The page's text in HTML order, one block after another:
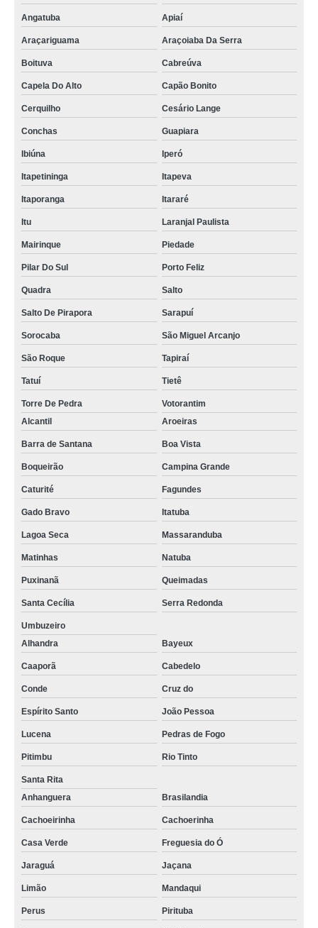
Angatuba Apiaí
Araçariguama Araçoiaba Da Serra
Boituva Cabreúva
Capela Do Alto Capão Bonito
Cerquilho Cesário Lange
Conchas Guapiara
Ibiúna Iperó
Itapetininga Itapeva
Itaporanga Itararé
Itu Laranjal Paulista
Mairinque Piedade
Pilar Do Sul Porto Feliz
Quadra Salto
Salto De Pirapora Sarapuí
Sorocaba São Miguel Arcanjo
São Roque Tapiraí
Tatuí Tietê
Torre De Pedra
Votorantim
Alcantil
Aroeiras
Barra de Santana Boa Vista
Boqueirão Campina Grande
Caturité Fagundes
Gado Bravo Itatuba
Lagoa Seca Massaranduba
Matinhas Natuba
Puxinanã Queimadas
Santa Cecília Serra Redonda
Umbuzeiro
Alhandra
Bayeux
Caaporã Cabedelo
Conde Cruz do
Espírito Santo João Pessoa
Lucena Pedras de Fogo
Pitimbu Rio Tinto
Santa Rita
Anhanguera
Brasilandia
Cachoeirinha Cachoerinha
Casa Verde Freguesia do Ó
Jaraguá Jaçana
Limão Mandaqui
Perus Pirituba